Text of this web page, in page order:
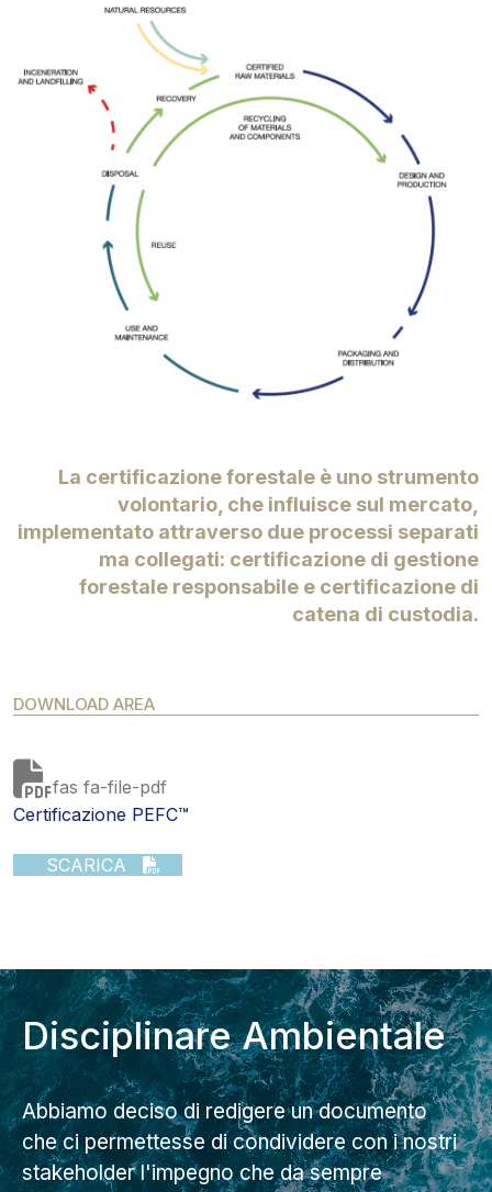
La certificazione forestale è uno strumento
volontario, che influisce sul mercato,
implementato attraverso due processi separati
ma collegati: certificazione di gestione
forestale responsabile e certificazione di
catena di custodia.
DOWNLOAD AREA
fas fa-file-pdf
Certificazione PEFC™
SCARICA
Disciplinare Ambientale
Abbiamo deciso di redigere un documento
che ci permettesse di condividere con i nostri
stakeholder l'impegno che da sempre